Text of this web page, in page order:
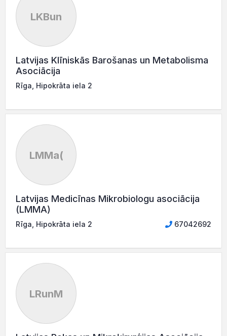
LKBun
Latvijas Klīniskās Barošanas un Metabolisma
Asociācija
Rīga, Hipokrāta iela 2
LMMa(
Latvijas Medicīnas Mikrobiologu asociācija
(LMMA)
Rīga, Hipokrāta iela 2 67042692
LRunM